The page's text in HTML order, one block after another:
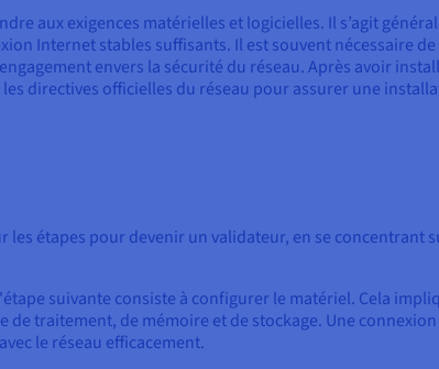
aux exigences matérielles et logicielles. Il s’agit
Internet stables suffisants. Il est souvent nécessaire
envers la sécurité du réseau. Après avoir
directives officielles du réseau pour assurer une
étapes pour devenir un validateur, en se concentrant
suivante consiste à configurer le matériel. Cela
traitement, de mémoire et de stockage. Une
le réseau efficacement.